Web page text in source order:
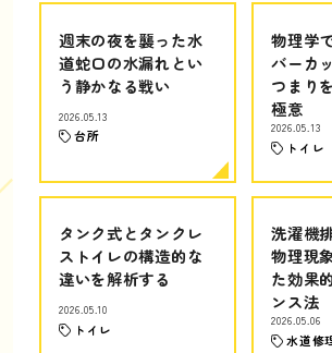
週末の夜を襲った水
道蛇口の水漏れとい
う静かなる戦い
2026.05.13
台所
物理学
バーカ
つまり
極意
2026.05.13
トイレ
タンク式とタンクレ
ストイレの構造的な
違いを解析する
2026.05.10
トイレ
洗濯機
物理現
た効果
ンス法
2026.05.06
水道修